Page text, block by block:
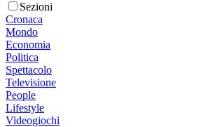
Sezioni
Cronaca
Mondo
Economia
Politica
Spettacolo
Televisione
People
Lifestyle
Videogiochi